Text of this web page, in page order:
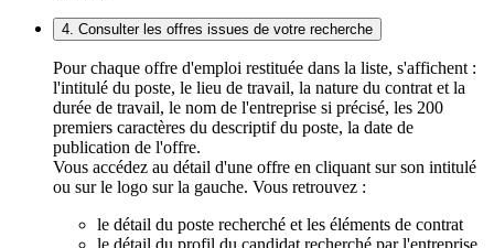
4. Consulter les offres issues de votre recherche
Pour chaque offre d'emploi restituée dans la liste, s'affichent :
l'intitulé du poste, le lieu de travail, la nature du contrat et la
durée de travail, le nom de l'entreprise si précisé, les 200
premiers caractères du descriptif du poste, la date de
publication de l'offre.
Vous accédez au détail d'une offre en cliquant sur son intitulé
ou sur le logo sur la gauche. Vous retrouvez :
le détail du poste recherché et les éléments de contrat
le détail du profil du candidat recherché par l'entreprise